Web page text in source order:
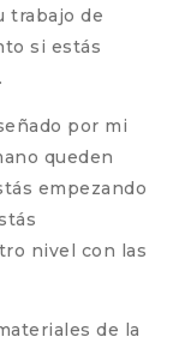
trabajo de
si estás
por mi
queden
empezando
nivel con las
de la